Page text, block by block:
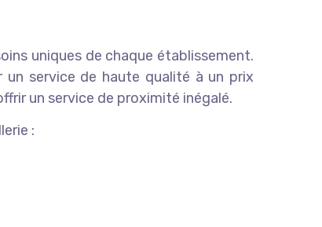
uniques de chaque établissement.
un service de haute qualité à un prix
un service de proximité inégalé.
: